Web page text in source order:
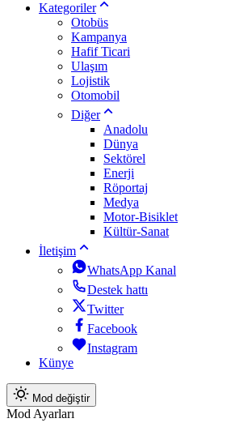
Kategoriler
Otobüs
Kampanya
Hafif Ticari
Ulaşım
Lojistik
Otomobil
Diğer
Anadolu
Dünya
Sektörel
Enerji
Röportaj
Medya
Motor-Bisiklet
Kültür-Sanat
İletişim
WhatsApp Kanal
Destek hattı
Twitter
Facebook
Instagram
Künye
Mod değiştir
Mod Ayarları